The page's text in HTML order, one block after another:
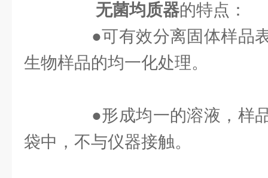
无菌均质器的特点：
●可有效分离固体样品表
生物样品的均一化处理。
●形成均一的溶液，样品
袋中，不与仪器接触。